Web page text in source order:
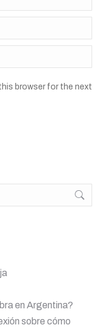
browser for the next
en Argentina?
sobre cómo